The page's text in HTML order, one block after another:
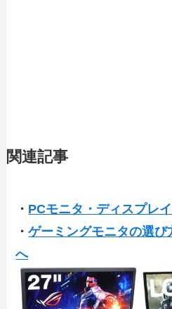
関連記事
・ PCモニタ・ディスプレ
・ゲーミングモニタの選
へ